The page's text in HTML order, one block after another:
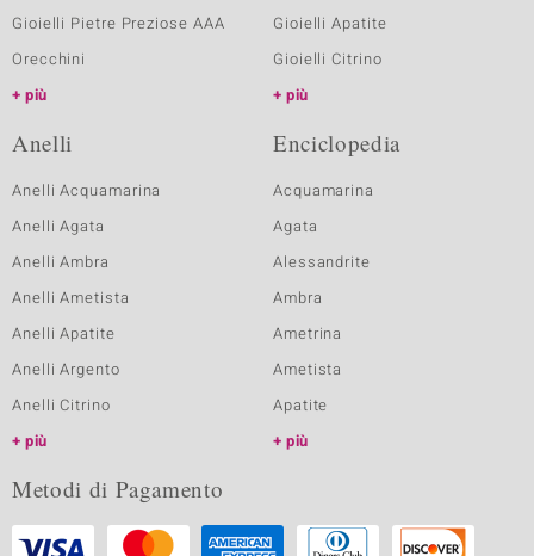
Gioielli Pietre Preziose AAA
Orecchini
più
Gioielli Apatite
Gioielli Citrino
più
Anelli
Anelli Acquamarina
Anelli Agata
Anelli Ambra
Anelli Ametista
Anelli Apatite
Anelli Argento
Anelli Citrino
più
Enciclopedia
Acquamarina
Agata
Alessandrite
Ambra
Ametrina
Ametista
Apatite
più
Metodi di Pagamento